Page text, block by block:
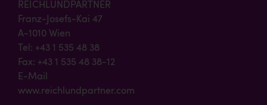
REICHLUNDPARTNER
Franz-Josefs-Kai 47
A-1010 Wien
Tel: +43 1 535 48 38
Fax: +43 1 535 48 38-12
E-Mail
www.reichlundpartner.com